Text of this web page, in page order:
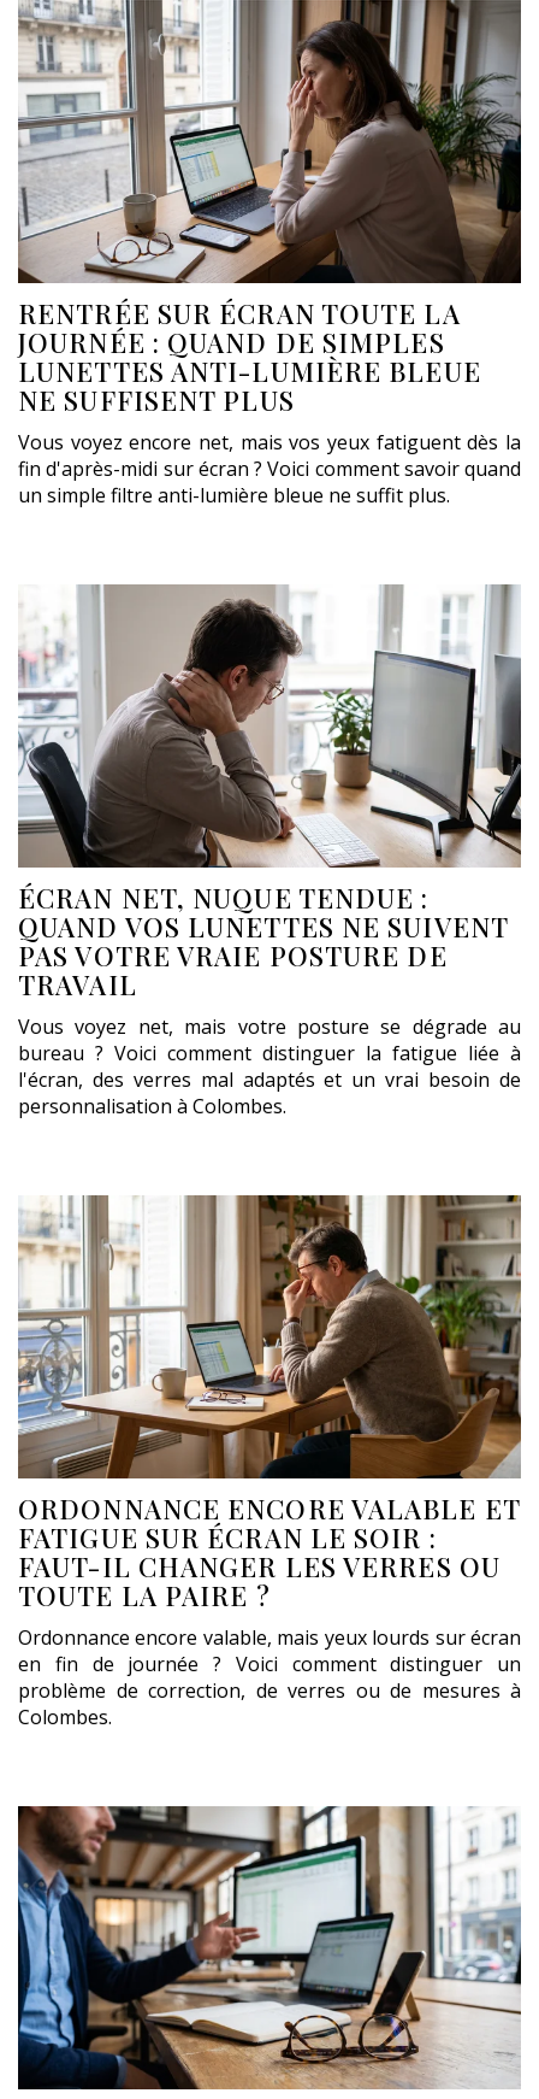
RENTRÉE SUR ÉCRAN TOUTE LA
JOURNÉE : QUAND DE SIMPLES
LUNETTES ANTI-LUMIÈRE BLEUE
NE SUFFISENT PLUS
Vous voyez encore net, mais vos yeux fatiguent dès la
fin d'après-midi sur écran ? Voici comment savoir quand
un simple filtre anti-lumière bleue ne suffit plus.
ÉCRAN NET, NUQUE TENDUE :
QUAND VOS LUNETTES NE SUIVENT
PAS VOTRE VRAIE POSTURE DE
TRAVAIL
Vous voyez net, mais votre posture se dégrade au
bureau ? Voici comment distinguer la fatigue liée à
l'écran, des verres mal adaptés et un vrai besoin de
personnalisation à Colombes.
ORDONNANCE ENCORE VALABLE ET
FATIGUE SUR ÉCRAN LE SOIR :
FAUT-IL CHANGER LES VERRES OU
TOUTE LA PAIRE ?
Ordonnance encore valable, mais yeux lourds sur écran
en fin de journée ? Voici comment distinguer un
problème de correction, de verres ou de mesures à
Colombes.